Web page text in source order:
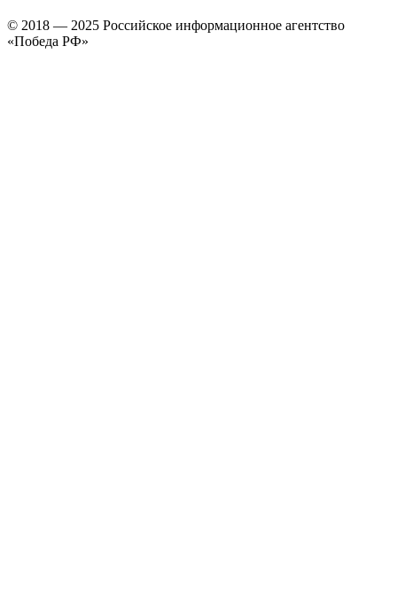
© 2018 — 2025 Российское информационное агентство
«Победа РФ»